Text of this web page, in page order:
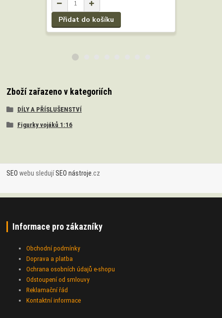
Přidat do košíku
Zboží zařazeno v kategoriích
DÍLY A PŘÍSLUŠENSTVÍ
Figurky vojáků 1:16
SEO webu sledujíSEO nástroje .cz
Informace pro zákazníky
Obchodní podmínky
Doprava a platba
Ochrana osobních údajů e-shopu
Odstoupení od smlouvy
Reklamační řád
Kontaktní informace